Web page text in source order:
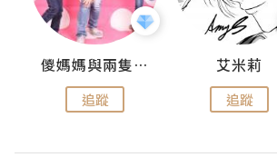
儍媽媽與兩隻小魔怪之家
追蹤
艾米莉
追蹤